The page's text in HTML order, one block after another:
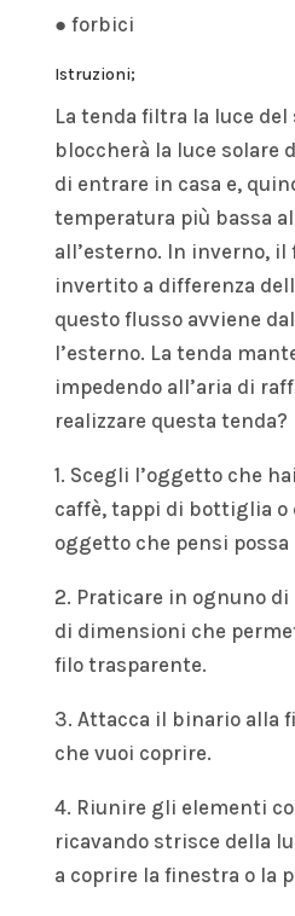
● forbici
Istruzioni;
La tenda filtra la luce del
bloccherà la luce solare
di entrare in casa e,
temperatura più bassa
all’esterno. In inverno, il
invertito a differenza
questo flusso avviene
l’esterno. La tenda
impedendo all’aria di
realizzare questa tenda?
1. Scegli l’oggetto che
caffè, tappi di bottiglia o
oggetto che pensi
2. Praticare in ognuno
di dimensioni che
filo trasparente.
3. Attacca il binario alla
che vuoi coprire.
4. Riunire gli elementi
ricavando strisce della
a coprire la finestra o la